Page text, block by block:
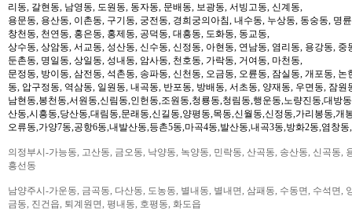
리동, 갈현동, 남영동, 도원동, 동자동, 문배동, 보광동, 서빙고동, 신계동,
용문동, 용산동, 이촌동, 구기동, 궁전동, 경희궁의아침, 내수동, 누상동, 동숭동, 명
창천동, 천연동, 홍은동, 홍제동, 공덕동, 대흥동, 도화동, 동교동,
상수동, 상암동, 서교동, 성산동, 신수동, 신정동, 아현동, 연남동, 염리동, 용강동,
둔촌동, 명일동, 상일동, 성내동, 암사동, 천호동, 가락동, 거여동, 마천동,
문정동, 방이동, 삼전동, 석촌동, 송파동, 신천동, 오금동, 오륜동, 잠실동, 개포동,
동, 압구정동, 역삼동, 일원동, 내곡동, 반포동, 방배동, 서초동, 양재동, 우면동, 잠원
남현동,봉천동,서원동,신림동,인헌동,조원동,청룡동,청림동,행운동,노량진동,대방
산동,시흥동,당산동,대림동,문래동,신길동,양평동,목동,신월동,신정동,가리봉동,개
오류동,가양7동,공항6동,내발산동,등촌5동,마곡4동,발산동,내곡3동,방화2동,염창동
의정부시-가능동, 고산동, 금오동, 낙양동, 녹양동, 민락동, 산곡동, 송산동, 신곡동,
흥선동
남양주시-가운동, 금곡동, 다산동, 도농동, 별내동, 별내면, 삼패동, 수동면, 수석면,
금동, 진건읍, 퇴계원면, 평내동, 호평동, 화도읍